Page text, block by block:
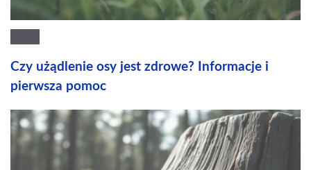
Czy użądlenie osy jest zdrowe? Informacje i
pierwsza pomoc